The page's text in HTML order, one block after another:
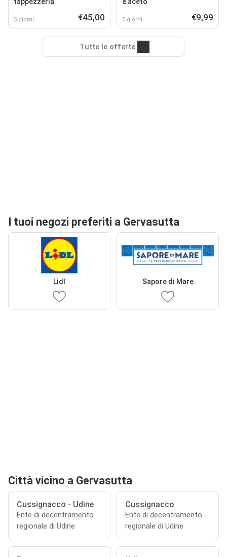
5 giorni €45,00 5 giorni €9,99
Tutte le offerte
I tuoi negozi preferiti a Gervasutta
Lidl Sapore di Mare
Città vicino a Gervasutta
Cussignacco - Udine
Ente di decentramento
regionale di Udine
Cussignacco
Ente di decentramento
regionale di Udine